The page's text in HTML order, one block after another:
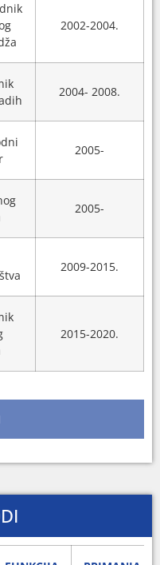
2002-2004.
2004- 2008.
2005-
2005-
2009-2015.
2015-2020.